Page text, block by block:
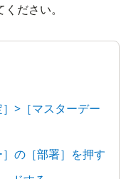
ださい。
>［マスターデー
の［部署］を押す